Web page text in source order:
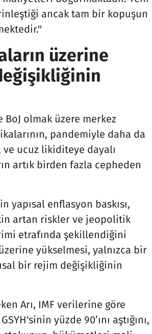
ancak tam bir kopuşun
üzerine
BoJ olmak üzere merkez
pandemiyle daha da
ucuz likiditeye dayalı
artık birden fazla cepheden
enflasyon baskısı,
artan riskler ve jeopolitik
etrafında şekillendiğini
yükselmesi, yalnızca bir
bir rejim değişikliğinin
Arı, IMF verilerine göre
yüzde 90’ını aştığını,